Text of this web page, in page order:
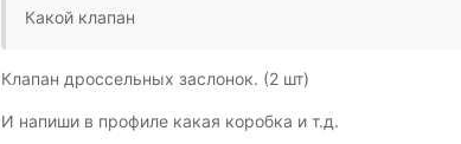
Какой клапан
Клапан дроссельных заслонок. (2 шт)
И напиши в профиле какая коробка и т.д.